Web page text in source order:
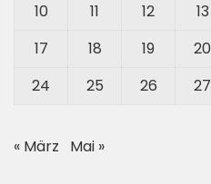
10
11 12 13
17
18 19 20
24
25 26 27
« März Mai »